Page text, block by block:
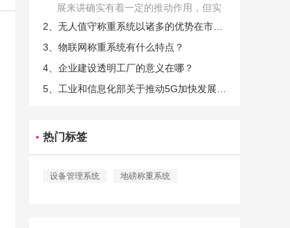
展来讲确实有着一定的推动作用，但实
际上在工业发展的过程当中，能够推动
相关产业发展的具体结束是非常的多
3、物联网称重系统有什么特点？
4、企业建设透明工厂的意义在哪？
热门标签
设备管理系统 地磅称重系统